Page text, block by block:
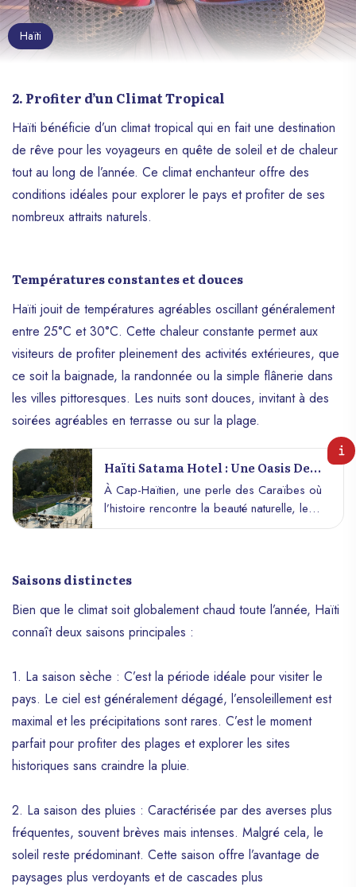
Haïti
2. Profiter d’un Climat Tropical
Haïti bénéficie d’un climat tropical qui en fait une destination
de rêve pour les voyageurs en quête de soleil et de chaleur
tout au long de l’année. Ce climat enchanteur offre des
conditions idéales pour explorer le pays et profiter de ses
nombreux attraits naturels.
Températures constantes et douces
Haïti jouit de températures agréables oscillant généralement
entre 25°C et 30°C. Cette chaleur constante permet aux
visiteurs de profiter pleinement des activités extérieures, que
ce soit la baignade, la randonnée ou la simple flânerie dans
les villes pittoresques. Les nuits sont douces, invitant à des
soirées agréables en terrasse ou sur la plage.
Haïti Satama Hotel : Une Oasis De
Luxe Et De Détente À Cap-Haïtien
À Cap-Haïtien, une perle des Caraïbes où
l’histoire rencontre la beauté naturelle, le
Satama Hotel se dresse majestueusement,
Avec son emplacement idéal à moins de 5
kilomètres de la Labadie, ce joyau de
l’hospitalité quatre étoiles est un havre de
paix et de confort pour les visiteurs
et naturelle de la région. Niché à proximité
de la magnifique Cathédrale Notre-Dame-
de-l’Assomption de Cap-Haïtien, le Satama
Hotel propose à ses hôtes 54 chambres
élégamment aménagées, offrant des vues
imprenables sur la mer des Caraïbes. Que
loisirs, chaque chambre est une enclave
de confort et de sophistication, équipée
d’une télévision à écran plat avec des
chaînes satellite, d’un coffre-fort privé et
de détecteurs de fumée pour une
Saisons distinctes
Bien que le climat soit globalement chaud toute l’année, Haïti
connaît deux saisons principales :
1. La saison sèche : C’est la période idéale pour visiter le
pays. Le ciel est généralement dégagé, l’ensoleillement est
maximal et les précipitations sont rares. C’est le moment
parfait pour profiter des plages et explorer les sites
historiques sans craindre la pluie.
2. La saison des pluies : Caractérisée par des averses plus
fréquentes, souvent brèves mais intenses. Malgré cela, le
soleil reste prédominant. Cette saison offre l’avantage de
paysages plus verdoyants et de cascades plus